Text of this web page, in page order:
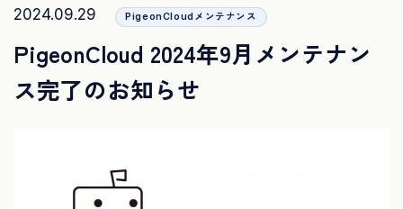
2024.09.29 PigeonCloudメンテナンス
PigeonCloud 2024年9月メンテナン
ス完了のお知らせ